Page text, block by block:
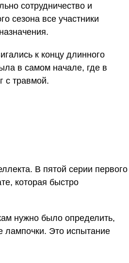
сотрудничество и
сезона все участники
к концу длинного
в самом начале, где в
с травмой.
В пятой серии первого
которая быстро
нужно было определить,
лампочки. Это испытание